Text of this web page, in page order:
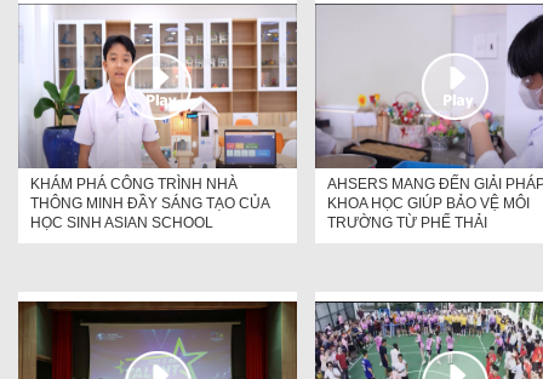
KHÁM PHÁ CÔNG TRÌNH NHÀ
THÔNG MINH ĐẦY SÁNG TẠO CỦA
HỌC SINH ASIAN SCHOOL
AHSERS MANG ĐẾN GIẢI
KHOA HỌC GIÚP BẢO VỆ MÔI
TRƯỜNG TỪ PHẾ THẢI